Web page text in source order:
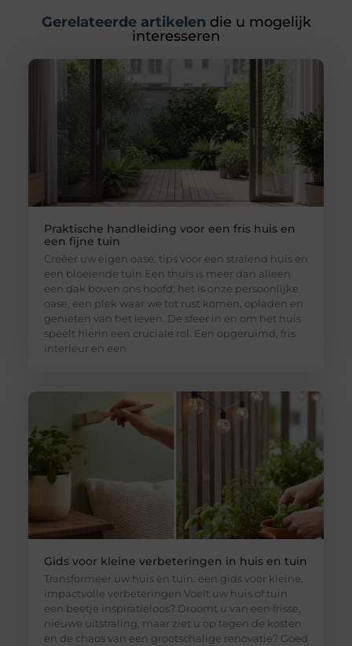
Gerelateerde artikelen die u mogelijk
interesseren
Praktische handleiding voor een fris huis en
een fijne tuin
Creëer uw eigen oase: tips voor een stralend huis en
een bloeiende tuin Een thuis is meer dan alleen
een dak boven ons hoofd; het is onze persoonlijke
oase, een plek waar we tot rust komen, opladen en
genieten van het leven. De sfeer in en om het huis
speelt hierin een cruciale rol. Een opgeruimd, fris
interieur en een
Gids voor kleine verbeteringen in huis en tuin
Transformeer uw huis en tuin: een gids voor kleine,
impactvolle verbeteringen Voelt uw huis of tuin
een beetje inspiratieloos? Droomt u van een frisse,
nieuwe uitstraling, maar ziet u op tegen de kosten
en de chaos van een grootschalige renovatie? Goed